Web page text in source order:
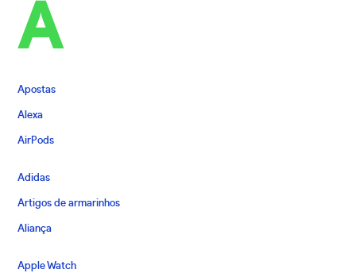
A
Apostas
Alexa
AirPods
Adidas
Artigos de armarinhos
Aliança
Apple Watch